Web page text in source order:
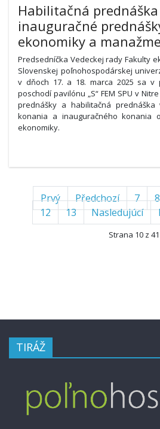
Habilitačná
inauguračné
ekonomiky a
Predsedníčka Vedeckej rady Fakulty
Slovenskej poľnohospodárskej
v dňoch 17. a 18. marca 2025 sa v
poschodí pavilónu „S“ FEM SPU v
prednášky a habilitačná
konania a inauguračného konania
ekonomiky.
Strana 10 z 41
Prvý Předchozí 7 8
12
13 Nasledujúcí
TIRÁŽ